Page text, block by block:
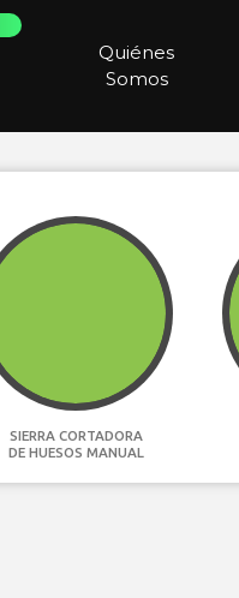
Quiénes
Somos
SIERRA CORTADORA
DE HUESOS MANUAL